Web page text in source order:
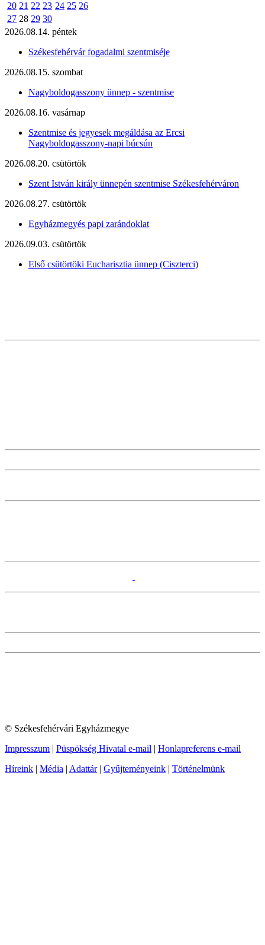
20 21 22 23 24 25 26
27 28 29 30
2026.08.14. péntek
Székesfehérvár fogadalmi szentmiséje
2026.08.15. szombat
Nagyboldogasszony ünnep - szentmise
2026.08.16. vasárnap
Szentmise és jegyesek megáldása az Ercsi
Nagyboldogasszony-napi búcsún
2026.08.20. csütörtök
Szent István király ünnepén szentmise Székesfehérváron
2026.08.27. csütörtök
Egyházmegyés papi zarándoklat
2026.09.03. csütörtök
Első csütörtöki Eucharisztia ünnep (Ciszterci)
© Székesfehérvári Egyházmegye
Impresszum | Püspökség Hivatal e-mail | Honlapreferens e-mail
Híreink | Média | Adattár| Gyűjteményeink | Történelmünk